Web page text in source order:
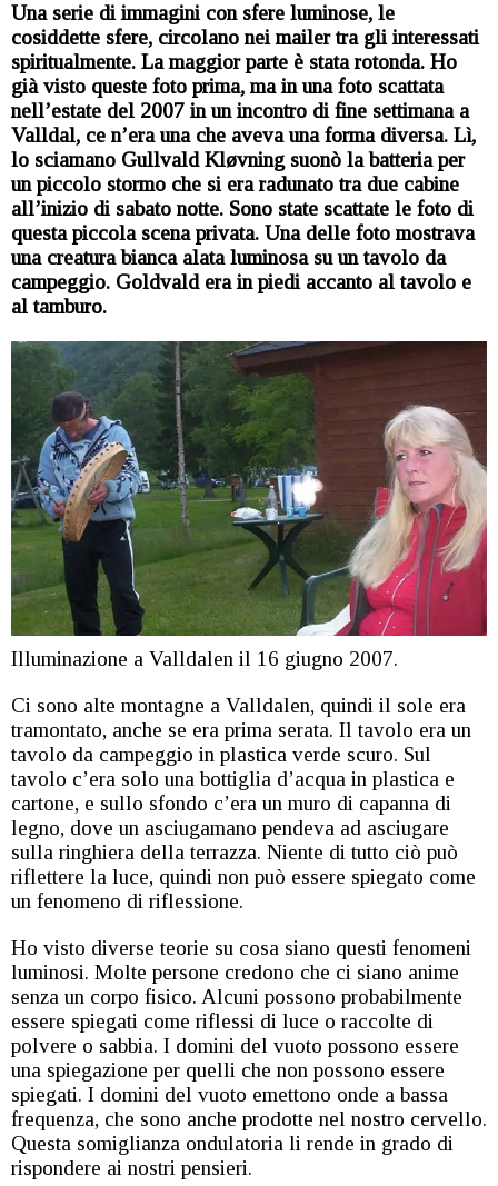
Una serie di immagini con sfere luminose, le
cosiddette sfere, circolano nei mailer tra gli interessati
spiritualmente. La maggior parte è stata rotonda. Ho
già visto queste foto prima, ma in una foto scattata
nell’estate del 2007 in un incontro di fine settimana a
Valldal, ce n’era una che aveva una forma diversa. Lì,
lo sciamano Gullvald Kløvning suonò la batteria per
un piccolo stormo che si era radunato tra due cabine
all’inizio di sabato notte. Sono state scattate le foto di
questa piccola scena privata. Una delle foto mostrava
una creatura bianca alata luminosa su un tavolo da
campeggio. Goldvald era in piedi accanto al tavolo e
al tamburo.
Illuminazione a Valldalen il 16 giugno 2007.
Ci sono alte montagne a Valldalen, quindi il sole era
tramontato, anche se era prima serata. Il tavolo era un
tavolo da campeggio in plastica verde scuro. Sul
tavolo c’era solo una bottiglia d’acqua in plastica e
cartone, e sullo sfondo c’era un muro di capanna di
legno, dove un asciugamano pendeva ad asciugare
sulla ringhiera della terrazza. Niente di tutto ciò può
riflettere la luce, quindi non può essere spiegato come
un fenomeno di riflessione.
Ho visto diverse teorie su cosa siano questi fenomeni
luminosi. Molte persone credono che ci siano anime
senza un corpo fisico. Alcuni possono probabilmente
essere spiegati come riflessi di luce o raccolte di
polvere o sabbia. I domini del vuoto possono essere
una spiegazione per quelli che non possono essere
spiegati. I domini del vuoto emettono onde a bassa
frequenza, che sono anche prodotte nel nostro cervello.
Questa somiglianza ondulatoria li rende in grado di
rispondere ai nostri pensieri.